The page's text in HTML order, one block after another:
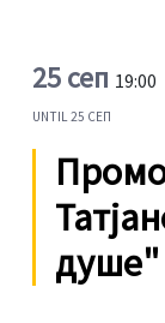
25 сеп 19:00
UNTIL25 СЕП
душе"